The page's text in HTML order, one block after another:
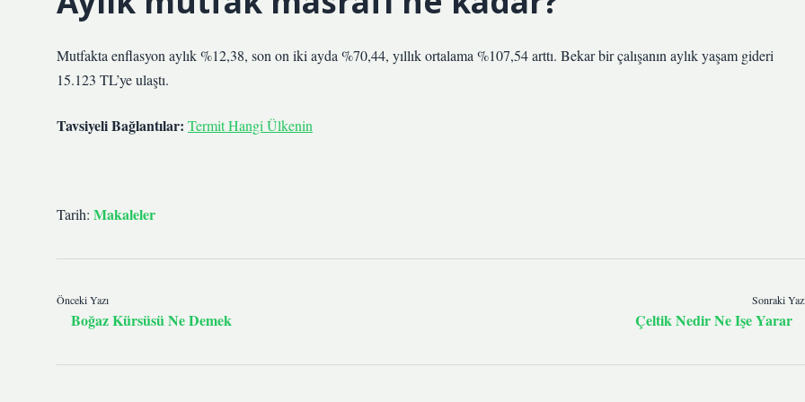
Mutfakta enflasyon aylık %12,38, son on iki ayda %70,44, yıllık ortalama %107,54 arttı. Bekar bir çalışanın aylık yaşam gideri
15.123 TL’ye ulaştı.
Tavsiyeli Bağlantılar: Termit Hangi Ülkenin
Tarih: Makaleler
Önceki Yazı
Boğaz Kürsüsü Ne Demek
Sonraki
Çeltik Nedir Ne Işe Yarar